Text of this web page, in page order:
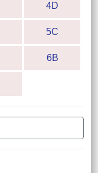
4D
5C
6B